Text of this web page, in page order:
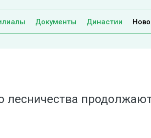
Документы Династии
лесничества